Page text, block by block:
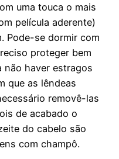
uma touca o mais
película aderente)
Pode-se dormir com
proteger bem
não haver estragos
que as lêndeas
removê-las
de acabado o
do cabelo são
com champô.